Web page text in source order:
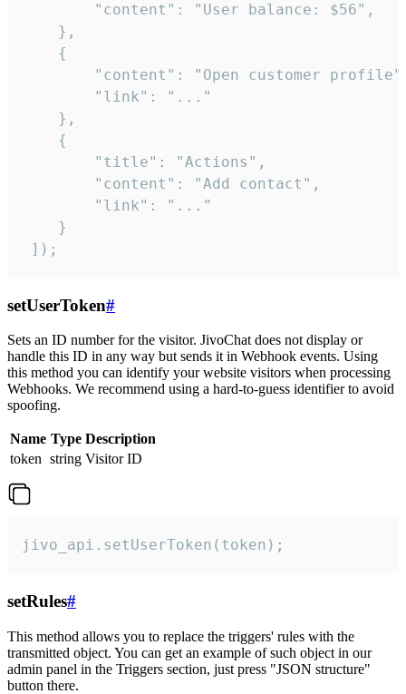
        "content": "User balance: $56",
    },
    {
"content": "Open customer
        "link": "..."
    },
    {
        "title": "Actions",
        "content": "Add contact",
        "link": "..."
    }
]);
setUserToken#
Sets an ID number for the visitor. JivoChat does not display or
handle this ID in any way but sends it in Webhook events. Using
this method you can identify your website visitors when processing
Webhooks. We recommend using a hard-to-guess identifier to avoid
spoofing.
Name Type Description
token string Visitor ID
jivo_api.setUserToken(token);
setRules#
This method allows you to replace the triggers' rules with the
transmitted object. You can get an example of such object in our
admin panel in the Triggers section, just press "JSON structure"
button there.